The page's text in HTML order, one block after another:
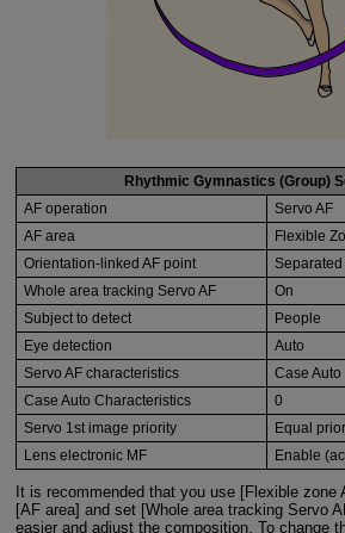
Rhythmic Gymnastics (Group)
AF operation
Servo AF
AF area
Flexible
Orientation-linked AF point
Separated
Whole area tracking Servo AF
On
Subject to detect
People
Eye detection
Auto
Servo AF characteristics
Case Auto
Case Auto Characteristics
0
Servo 1st image priority
Equal
Lens electronic MF
Enable
It is recommended that you use [Flexible zone
[AF area] and set [Whole area tracking Servo
easier and adjust the composition. To change